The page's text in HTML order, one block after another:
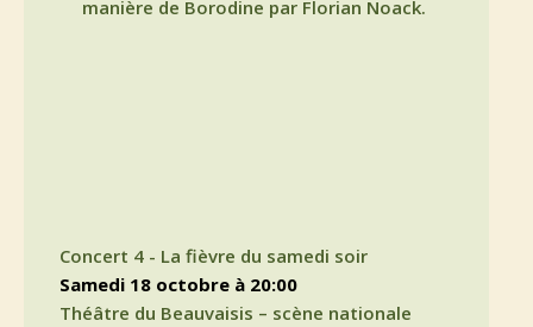
manière de Borodine par Florian Noack.
Concert 4 - La fièvre du samedi soir
samedi 18 octobre à 20:00
Théâtre du Beauvaisis – scène nationale